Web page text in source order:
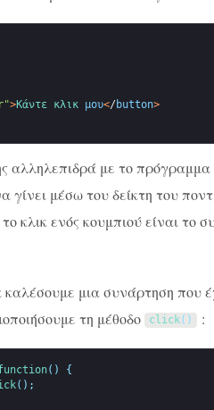
>Κάντε κλικ μου</ button>
αλληλεπιδρά με το πρόγραμμα
γίνει μέσω του δείκτη του
κλικ ενός κουμπιού είναι το
μια συνάρτηση που
τη μέθοδο
click( ) :
( )
{
( ) ;